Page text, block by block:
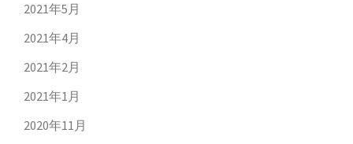
2021年5月
2021年4月
2021年2月
2021年1月
2020年11月